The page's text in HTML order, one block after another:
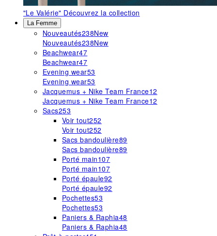
"Le Valérie" Découvrez la collection
La Femme
Nouveautés238New
Nouveautés238New
Beachwear47
Beachwear47
Evening wear53
Evening wear53
Jacquemus + Nike Team France12
Jacquemus + Nike Team France12
Sacs253
Voir tout252
Voir tout252
Sacs bandoulière89
Sacs bandoulière89
Porté main107
Porté main107
Porté épaule92
Porté épaule92
Pochettes53
Pochettes53
Paniers & Raphia48
Paniers & Raphia48